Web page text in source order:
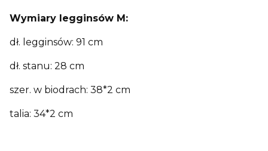
Wymiary legginsów M:
dł. legginsów: 91 cm
dł. stanu: 28 cm
szer. w biodrach: 38*2 cm
talia: 34*2 cm